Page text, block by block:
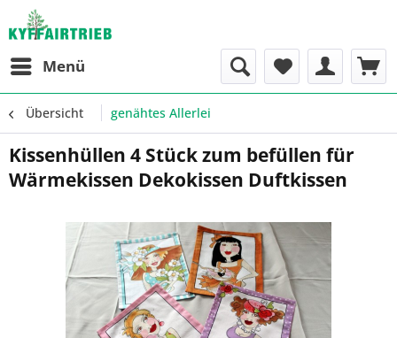
Menü
Übersicht genähtes Allerlei
Kissenhüllen 4 Stück zum befüllen für
Wärmekissen Dekokissen Duftkissen